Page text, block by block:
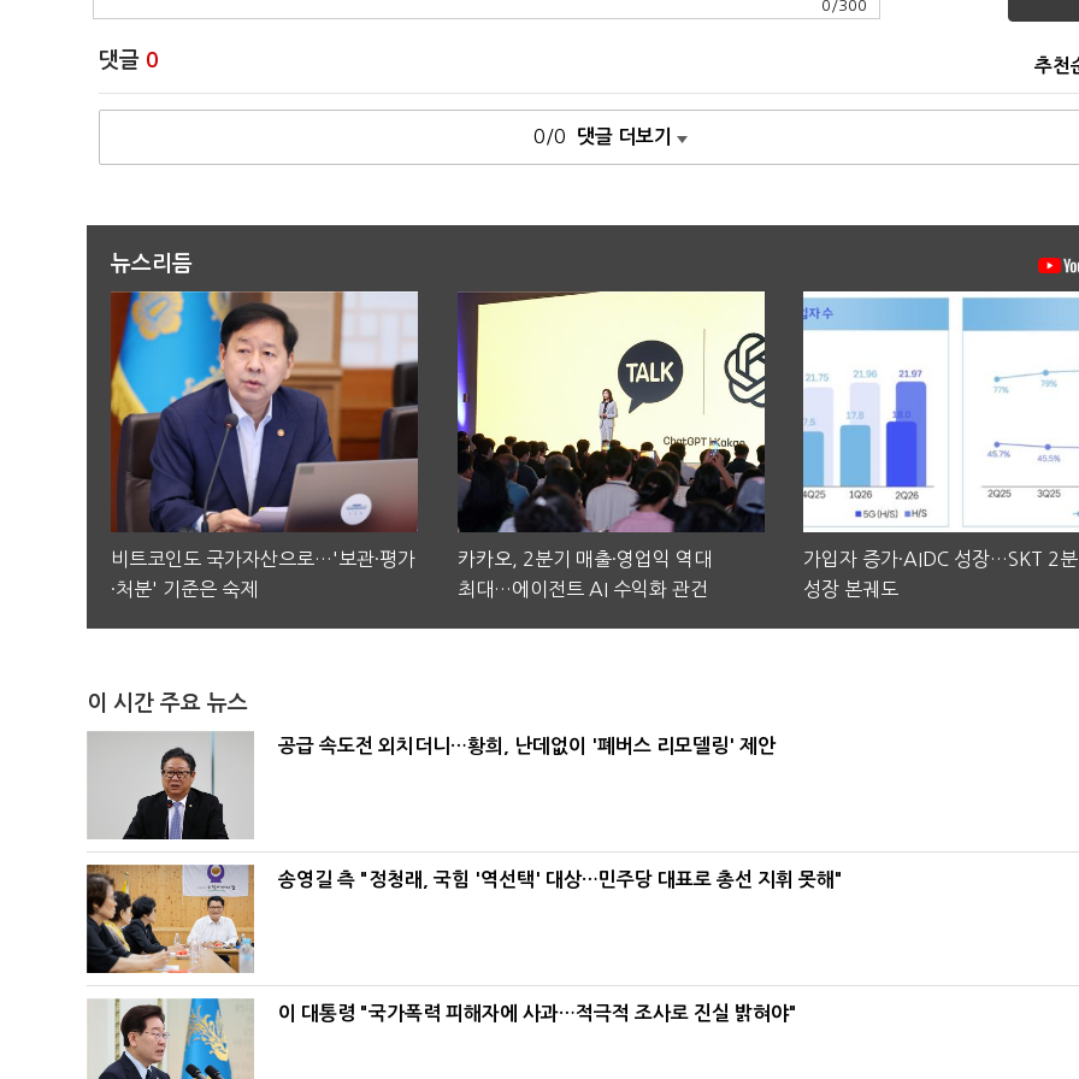
0 /300
댓글 0 추천
0/0 댓글 더보기
뉴스리듬
비트코인도 국가자산으로…'보관·평가
·처분' 기준은 숙제
카카오, 2분기 매출·영업익 역대
최대…에이전트 AI 수익화 관건
가입자 증가·AIDC 성장…SKT 2
성장 본궤도
이 시간 주요 뉴스
공급 속도전 외치더니…황희, 난데없이 '폐버스 리모델링' 제안
송영길 측 "정청래, 국힘 '역선택' 대상…민주당 대표로 총선 지휘 못해"
이 대통령 "국가폭력 피해자에 사과…적극적 조사로 진실 밝혀야"